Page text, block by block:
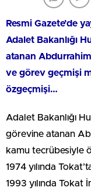
Resmi Gazete’de
Adalet Bakanlığı
atanan Abdurrahim
ve görev geçmişi
özgeçmişi…
Adalet Bakanlığı
görevine atanan
kamu tecrübesiyle
1974 yılında
1993 yılında Tokat